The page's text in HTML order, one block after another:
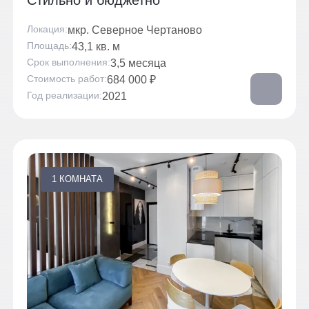
Локация мкр. Северное Чертаново
Площадь 43,1 кв. м
Срок выполнения 3,5 месяца
Стоимость работ 684 000 ₽
Год реализации 2021
1 КОМНАТА